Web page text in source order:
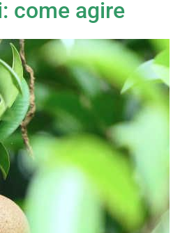
come agire